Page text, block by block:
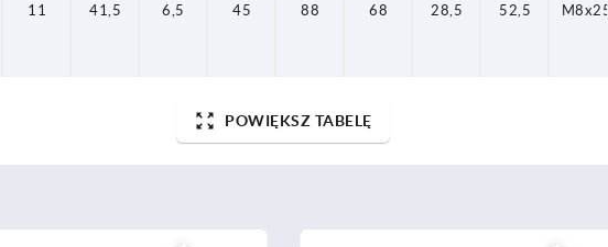
11 41,5 6,5 45 88 68 28,5 52,5 M8x25
POWIĘKSZ TABELĘ